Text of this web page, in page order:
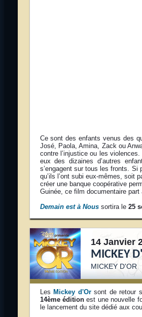
Ce sont des enfants venus des
José, Paola, Amina, Zack ou
contre l’injustice ou les
eux des dizaines d’autres
s’engagent sur tous les fronts. Si
qu’ils l’ont subi eux-mêmes, soit
créer une banque coopérative
Guinée, ce film documentaire
Demain est à Noussortira le 25
14 Janvier
MICKEY
MICKEY D'OR
Les Mickey d'Orsont de retour
14ème éditionest une nouvelle
le lancement du site dédié aux